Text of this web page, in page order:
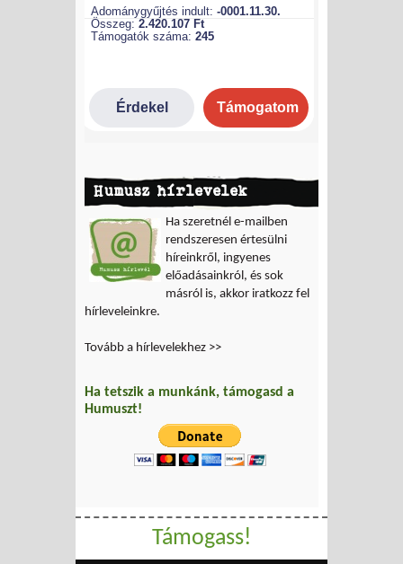
Humusz hírlevelek
Ha szeretnél e-mailben
rendszeresen értesülni
híreinkről, ingyenes
előadásainkról, és sok
másról is, akkor iratkozz fel
hírleveleinkre.
Tovább a hírlevelekhez >>
Ha tetszik a munkánk, támogasd a
Humuszt!
Támogass!